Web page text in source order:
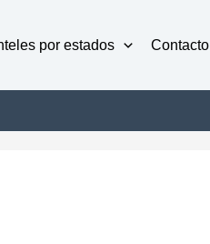
por estados Contacto